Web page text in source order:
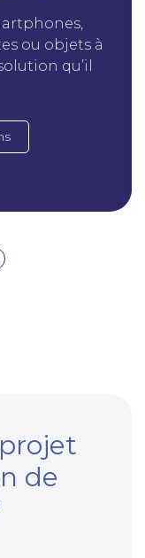
ou objets à
qu’il
de